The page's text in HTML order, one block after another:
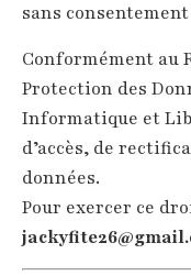
sans
Conformément au
Protection des
Informatique et
d’accès, de
données.
Pour exercer ce